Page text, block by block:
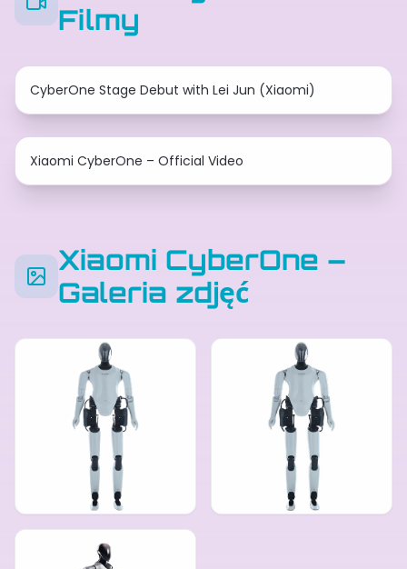
Filmy
CyberOne Stage Debut with Lei Jun (Xiaomi)
Xiaomi CyberOne – Official Video
Xiaomi CyberOne –
Galeria zdjęć